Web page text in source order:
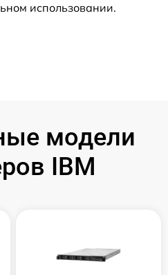
использовании.
модели
IBM